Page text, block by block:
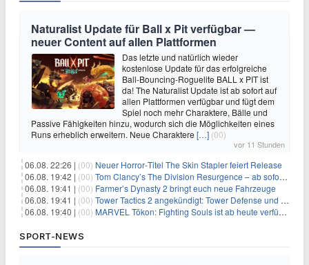
Naturalist Update für Ball x Pit verfügbar —
neuer Content auf allen Plattformen
Das letzte und natürlich wieder
kostenlose Update für das erfolgreiche
Ball-Bouncing-Roguelite BALL x PIT ist
da! The Naturalist Update ist ab sofort auf
allen Plattformen verfügbar und fügt dem
Spiel noch mehr Charaktere, Bälle und
Passive Fähigkeiten hinzu, wodurch sich die Möglichkeiten eines
Runs erheblich erweitern. Neue Charaktere […] (00)
vor 11 Stunden
06.08. 22:26 | (00) Neuer Horror‑Titel The Skin Stapler feiert Release
06.08. 19:42 | (00) Tom Clancy’s The Division Resurgence – ab sofort für euch verfügbar
06.08. 19:41 | (00) Farmer’s Dynasty 2 bringt euch neue Fahrzeuge
06.08. 19:41 | (00) Tower Tactics 2 angekündigt: Tower Defense und Deckbuilding Kombo kehrt zurück
06.08. 19:40 | (00) MARVEL Tōkon: Fighting Souls ist ab heute verfügbar
SPORT-NEWS